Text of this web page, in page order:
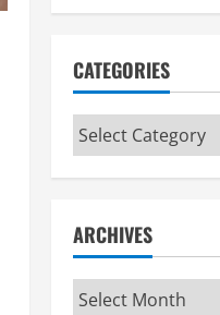
CATEGORIES
Categories
ARCHIVES
Archives